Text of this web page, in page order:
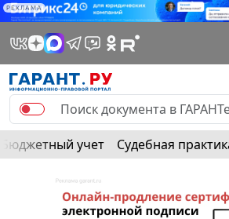
РЕКЛАМА
Бюджетный учет Судебная